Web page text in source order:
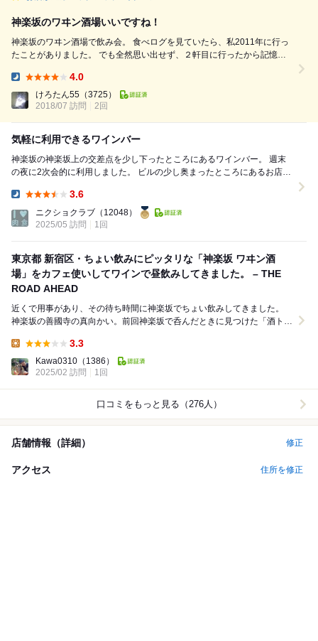
神楽坂のワヰン酒場いいですね！
神楽坂のワヰン酒場で飲み会。 食べログを見ていたら、私2011年に行っ
たことがありました。 でも全然思い出せず、２軒目に行ったから記憶な
うど神楽坂のお祭りをやっていて、めちゃくちゃ賑わっていました。 ワ
ヰン酒場のお店の前でもワインの販売をしていました。 お店は１Fと地下
１Fの２フロアー。 たぶん以前に来たときは１...
4.0
けろたん55 （3725）
2018/07 訪問
2回
気軽に利用できるワインバー
神楽坂の神楽坂上の交差点を少し下ったところにあるワインバー。 週末
の夜に2次会的に利用しました。 ビルの少し奥まったところにあるお店で
3.6
ニクショクラブ （12048）
2025/05 訪問
1回
東京都 新宿区・ちょい飲みにピッタリな「神楽坂 ワヰン酒
場」をカフェ使いしてワインで昼飲みしてきました。 – THE
ROAD AHEAD
近くで用事があり、その待ち時間に神楽坂でちょい飲みしてきました。
神楽坂の善國寺の真向かい。前回神楽坂で呑んだときに見つけた「酒ト
3.3
Kawa0310 （1386）
2025/02 訪問
1回
口コミをもっと見る（276人）
店舗情報（詳細） 修正
アクセス 住所を修正